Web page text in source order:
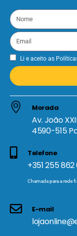
Li e aceito as
Morada
Av. João
4590-515
Telefone
+351 255 862
Chamada para a rede
E-mail